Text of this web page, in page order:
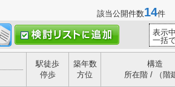
該当公開件数14件
表示
一括
駅徒歩
停歩
築年数
方位
構造
所在階 / （階